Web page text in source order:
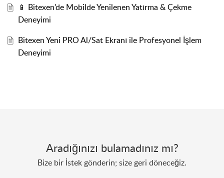
📱 Bitexen’de Mobilde Yenilenen Yatırma & Çekme
Deneyimi
Bitexen Yeni PRO Al/Sat Ekranı ile Profesyonel İşlem
Deneyimi
Aradığınızı bulamadınız mı?
Bize bir İstek gönderin; size geri döneceğiz.